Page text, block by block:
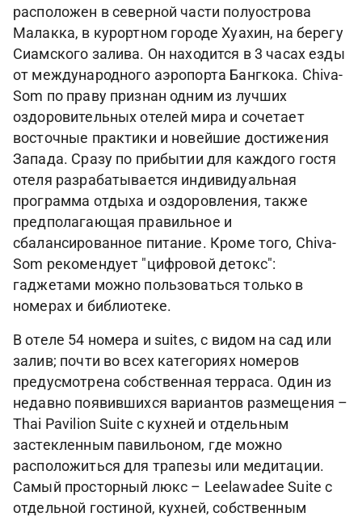
расположен в северной части полуострова
Малакка, в курортном городе Хуахин, на берегу
Сиамского залива. Он находится в 3 часах езды
от международного аэропорта Бангкока. Chiva-
Som по праву признан одним из лучших
оздоровительных отелей мира и сочетает
восточные практики и новейшие достижения
Запада. Сразу по прибытии для каждого гостя
отеля разрабатывается индивидуальная
программа отдыха и оздоровления, также
предполагающая правильное и
сбалансированное питание. Кроме того, Chiva-
Som рекомендует "цифровой детокс":
гаджетами можно пользоваться только в
номерах и библиотеке.
В отеле 54 номера и suites, с видом на сад или
залив; почти во всех категориях номеров
предусмотрена собственная терраса. Один из
недавно появившихся вариантов размещения –
Thai Pavilion Suite с кухней и отдельным
застекленным павильоном, где можно
расположиться для трапезы или медитации.
Самый просторный люкс – Leelawadee Suite с
отдельной гостиной, кухней, собственным